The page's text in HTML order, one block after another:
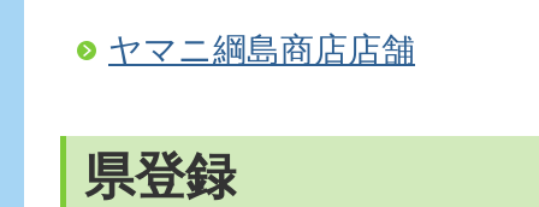
ヤマニ綱島商店店舗
県登録